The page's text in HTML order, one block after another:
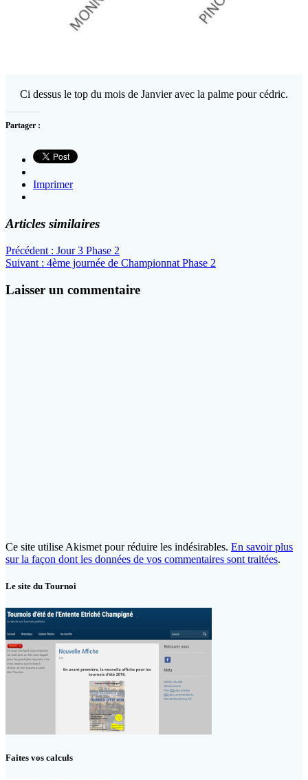
Ci dessus le top du mois de Janvier avec la palme pour cédric.
Partager :
Imprimer
Articles similaires
Navigation
de
l’article
Précédent : Article
précédent
Jour 3 Phase 2
Suivant : Article
4ème journée de Championnat Phase 2
Laisser un commentaire
Ce site utilise Akismet pour réduire les indésirables. En savoir plus
sur la façon dont les données de vos commentaires sont traitées.
Le site du Tournoi
Faites vos calculs